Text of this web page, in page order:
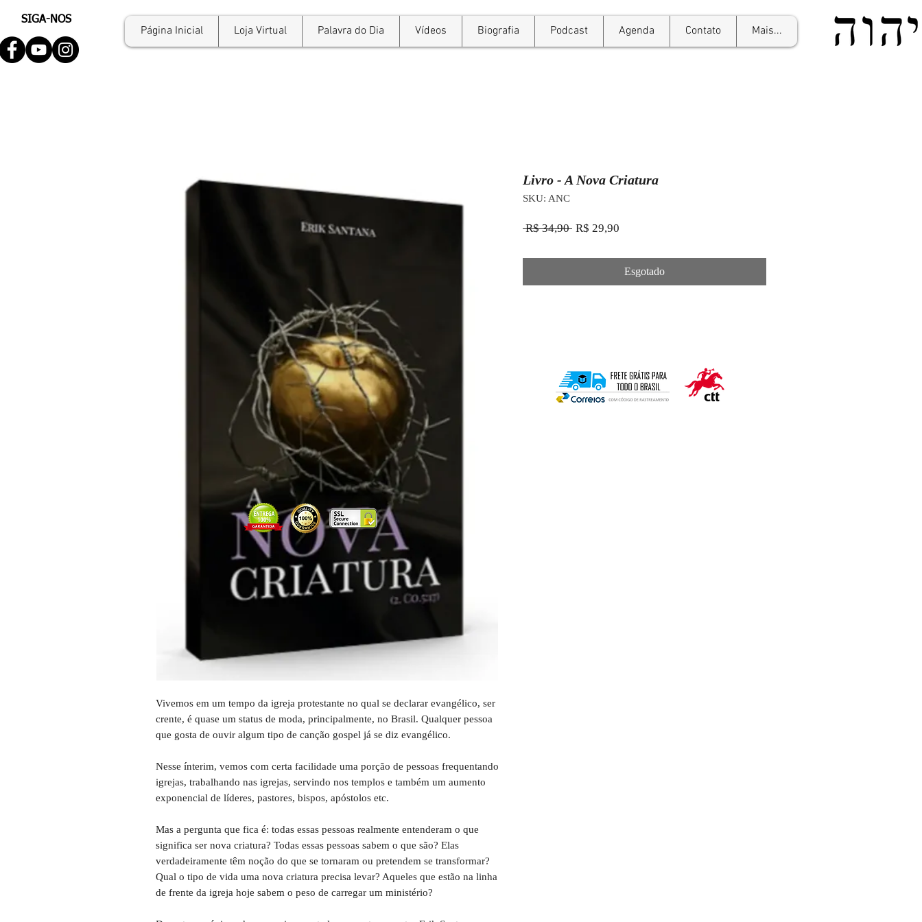
SIGA-NOS
Página Inicial Loja Virtual Palavra do Dia Vídeos Biografia Podcast Agenda Contato Mais...
Vivemos em um tempo da igreja protestante no qual se declarar evangélico, ser
crente, é quase um status de moda, principalmente, no Brasil. Qualquer pessoa
que gosta de ouvir algum tipo de canção gospel já se diz evangélico.
Nesse ínterim, vemos com certa facilidade uma porção de pessoas frequentando
igrejas, trabalhando nas igrejas, servindo nos templos e também um aumento
exponencial de líderes, pastores, bispos, apóstolos etc.
Mas a pergunta que fica é: todas essas pessoas realmente entenderam o que
significa ser nova criatura? Todas essas pessoas sabem o que são? Elas
verdadeiramente têm noção do que se tornaram ou pretendem se transformar?
Qual o tipo de vida uma nova criatura precisa levar? Aqueles que estão na linha
de frente da igreja hoje sabem o peso de carregar um ministério?
Livro - A Nova Criatura
SKU: ANC
R$ 34,90 Preço
R$ 29,90
Esgotado